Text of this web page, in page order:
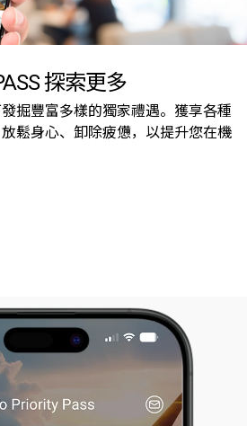
探索更多
掘豐富多樣的獨家禮遇。獲享各種
鬆身心、卸除疲憊，以提升您在機